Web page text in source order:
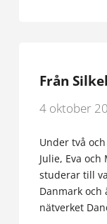
Från
4 oktober
Under två
Julie, Eva
studerar till
Danmark
nätverket